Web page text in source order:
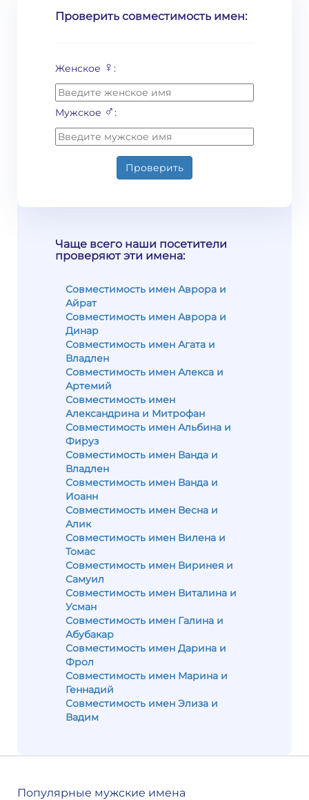
Проверить совместимость имен:
Женское ♀ :
Мужское ♂:
Проверить
Чаще всего наши посетители
проверяют эти имена:
Совместимость имен Аврора и
Айрат
Совместимость имен Аврора и
Динар
Совместимость имен Агата и
Владлен
Совместимость имен Алекса и
Артемий
Совместимость имен
Александрина и Митрофан
Совместимость имен Альбина и
Фируз
Совместимость имен Ванда и
Владлен
Совместимость имен Ванда и
Иоанн
Совместимость имен Весна и
Алик
Совместимость имен Вилена и
Томас
Совместимость имен Виринея и
Самуил
Совместимость имен Виталина и
Усман
Совместимость имен Галина и
Абубакар
Совместимость имен Дарина и
Фрол
Совместимость имен Марина и
Геннадий
Совместимость имен Элиза и
Вадим
Популярные мужские имена